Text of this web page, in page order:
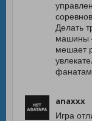
Делать
машины
мешает
фанатам
anaxxx
Игра